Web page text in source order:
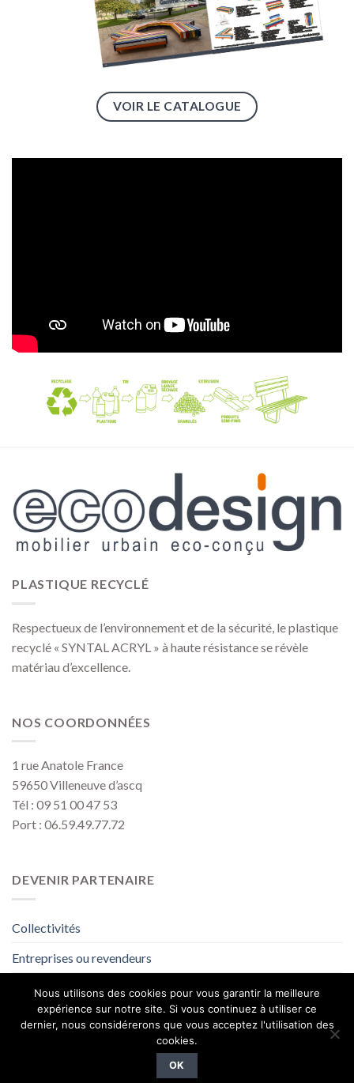
VOIR LE CATALOGUE
PLASTIQUE RECYCLÉ
Respectueux de l’environnement et de la sécurité, le plastique
recyclé « SYNTAL ACRYL » à haute résistance se révèle
matériau d’excellence.
NOS COORDONNÉES
1 rue Anatole France
59650 Villeneuve d’ascq
Tél : 09 51 00 47 53
Port : 06.59.49.77.72
DEVENIR PARTENAIRE
Collectivités
Entreprises ou revendeurs
Voir le catalogue
CONDITIONS GÉNÉRALES DE VENTE
TÉLÉCHARGEZ LE CATALOGUE
Copyright 2026 ©
Nous utilisons des cookies pour vous garantir la meilleure
expérience sur notre site. Si vous continuez à utiliser ce
dernier, nous considérerons que vous acceptez l'utilisation des
cookies.
OK